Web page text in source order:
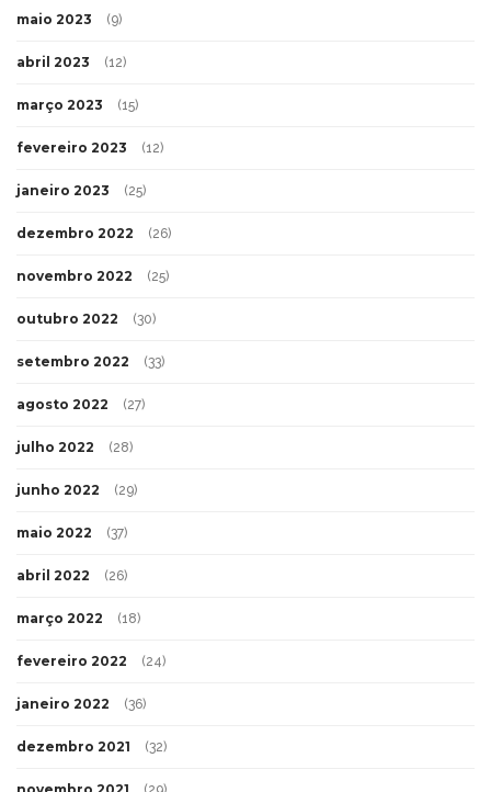
maio 2023 (9)
abril 2023 (12)
março 2023 (15)
fevereiro 2023 (12)
janeiro 2023 (25)
dezembro 2022 (26)
novembro 2022 (25)
outubro 2022 (30)
setembro 2022 (33)
agosto 2022 (27)
julho 2022 (28)
junho 2022 (29)
maio 2022 (37)
abril 2022 (26)
março 2022 (18)
fevereiro 2022 (24)
janeiro 2022 (36)
dezembro 2021 (32)